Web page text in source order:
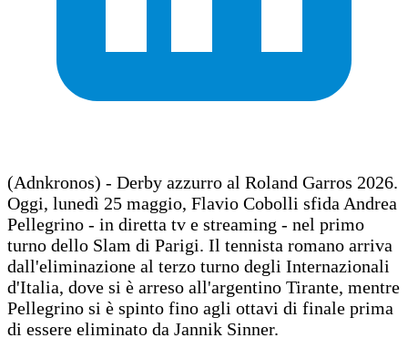
(Adnkronos) - Derby azzurro al Roland Garros 2026.
Oggi, lunedì 25 maggio, Flavio Cobolli sfida Andrea
Pellegrino - in diretta tv e streaming - nel primo
turno dello Slam di Parigi. Il tennista romano arriva
dall'eliminazione al terzo turno degli Internazionali
d'Italia, dove si è arreso all'argentino Tirante, mentre
Pellegrino si è spinto fino agli ottavi di finale prima
di essere eliminato da Jannik Sinner.